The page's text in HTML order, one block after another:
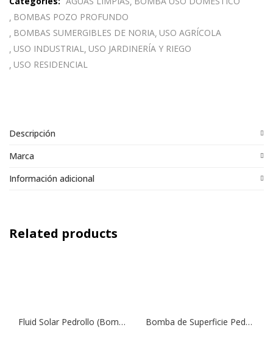
BOMBAS POZO PROFUNDO
BOMBAS SUMERGIBLES DE NORIA USO AGRÍCOLA
USO INDUSTRIAL USO JARDINERÍA Y RIEGO
USO RESIDENCIAL
Descripción
Marca
Información adicional
Related products
Fluid Solar Pedrollo (Bomba Solar de Pozo Profundo) 1/10 | 750 W | 1″ Bomba de Superficie Pedrollo, Modelo JDWm1B-10-N | 1 ¼” x 1” | 0,85 HP | 220 V